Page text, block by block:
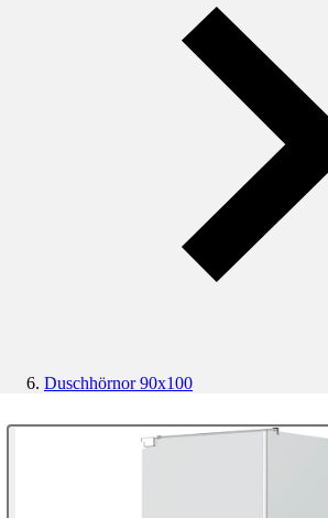
Duschhörnor 90x100